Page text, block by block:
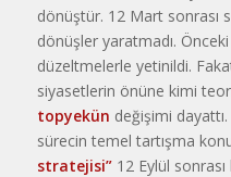
dönüştür. 12 Mart sonrası
dönüşler yaratmadı.
düzeltmelerle yetinildi.
siyasetlerin önüne kimi
topyekün değişimi
sürecin temel tartışma
stratejisi”12 Eylül